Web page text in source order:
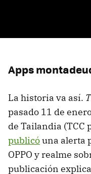
Apps
La historia va así.
pasado 11 de
de Tailandia (TCC
publicóuna alerta
OPPO y realme
publicación